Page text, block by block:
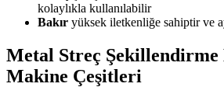
kolaylıkla kullanılabilir
Bakır yüksek iletkenliğe sahiptir ve
Metal Streç Şekillendirme
Makine Çeşitleri